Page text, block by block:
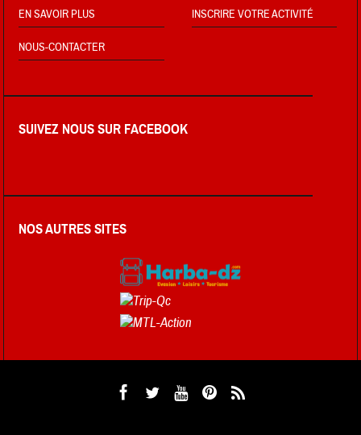
EN SAVOIR PLUS INSCRIRE VOTRE ACTIVITÉ
NOUS-CONTACTER
SUIVEZ NOUS SUR FACEBOOK
NOS AUTRES SITES